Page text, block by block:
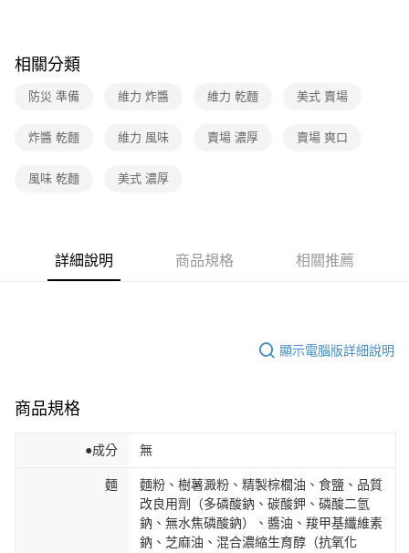
相關分類
防災 準備 維力 炸醬 維力 乾麵 美式 賣場
炸醬 乾麵 維力 風味 賣場 濃厚 賣場 爽口
風味 乾麵 美式 濃厚
詳細說明 商品規格 相關推薦
顯示電腦版詳細說明
商品規格
●成分 無
麵
麵粉、樹薯澱粉、精製棕櫚油、食鹽、品質
改良用劑（多磷酸鈉、碳酸鉀、磷酸二氫
鈉、無水焦磷酸鈉）、醬油、羧甲基纖維素
鈉、芝麻油、混合濃縮生育醇（抗氧化